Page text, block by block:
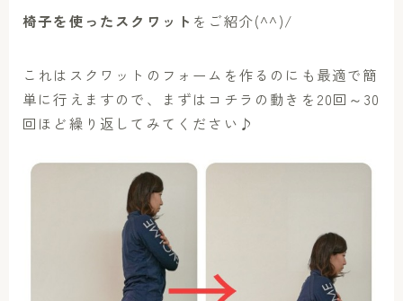
椅子を使ったスクワット をご紹介(^^)/
これはスクワットのフォームを作るのにも最適で簡
単に行えますので、まずはコチラの動きを20回～30
回ほど繰り返してみてください♪